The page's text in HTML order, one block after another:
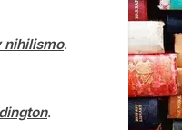
nihilismo.
.